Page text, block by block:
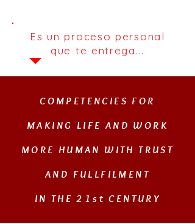
Es un proceso personal
que te entrega...
COMPETENCIES FOR
MAKING LIFE AND WORK
MORE HUMAN WITH TRUST
AND FULLFILMENT
IN THE 21st CENTURY